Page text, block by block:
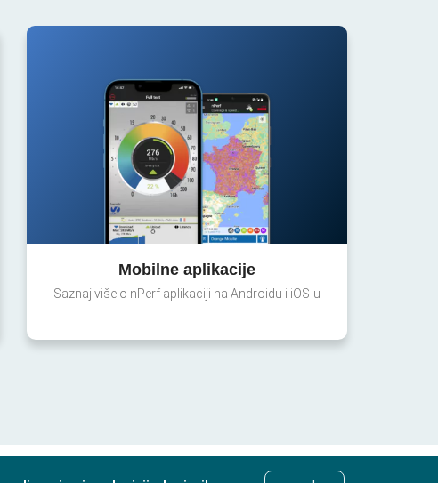
Mobilne aplikacije
Saznaj više o nPerf aplikaciji na Androidu i iOS-u